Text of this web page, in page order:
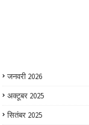
जनवरी 2026
अक्टूबर 2025
सितंबर 2025